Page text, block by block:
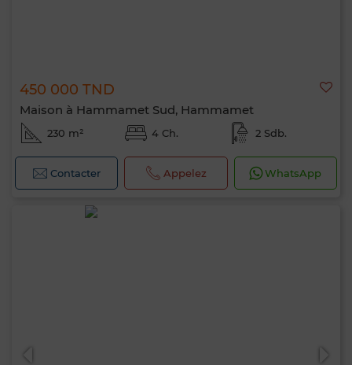
450 000 TND
Maison à Hammamet Sud, Hammamet
230 m² 4 Ch. 2 Sdb.
Contacter Appelez WhatsApp